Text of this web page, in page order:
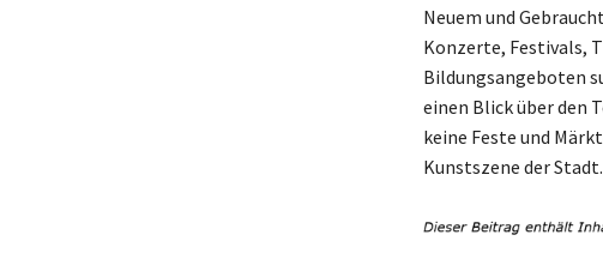
Neuem und
Konzerte, Festivals,
Bildungsangeboten
einen Blick über den
keine Feste und
Kunstszene der Stadt.